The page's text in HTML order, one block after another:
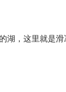
湖，这里就是